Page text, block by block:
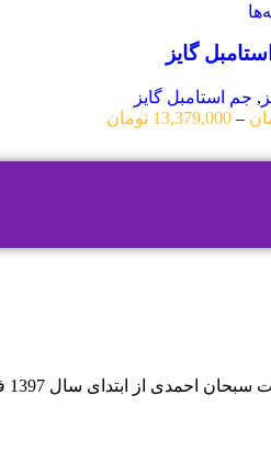
گایز
, جم استامبل گایز
–
13,379,000 تومان